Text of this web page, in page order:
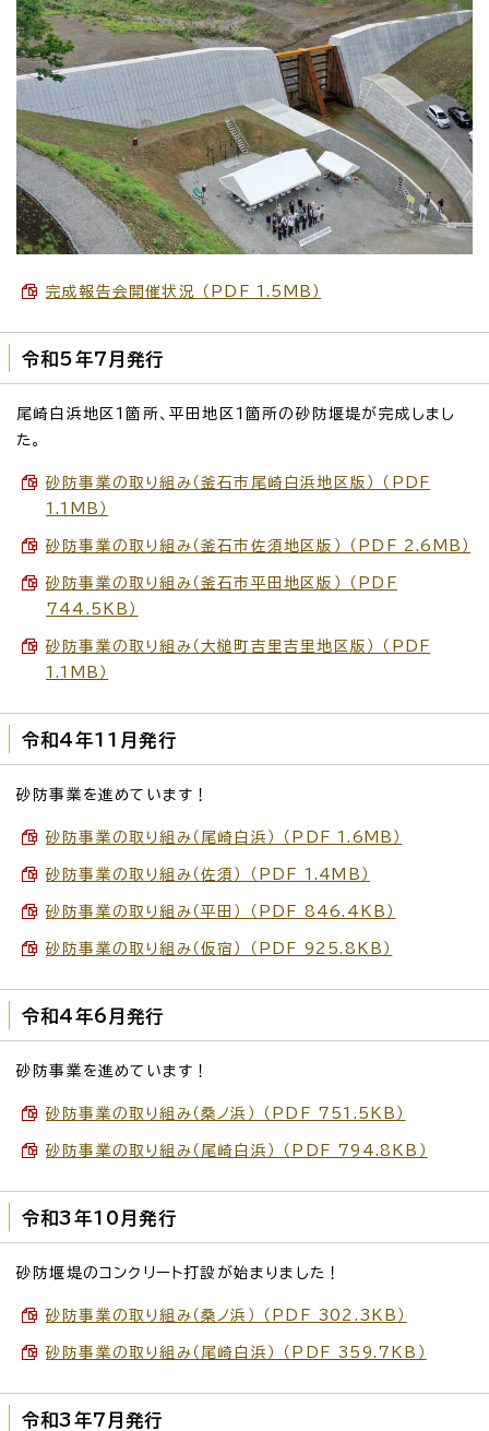
完成報告会開催状況 （PDF 1.5MB）
令和5年7月発行
尾崎白浜地区1箇所、平田地区1箇所の砂防堰堤が完成しまし
た。
砂防事業の取り組み（釜石市尾崎白浜地区版） （PDF
1.1MB）
砂防事業の取り組み（釜石市佐須地区版） （PDF 2.6MB）
砂防事業の取り組み（釜石市平田地区版） （PDF
744.5KB）
砂防事業の取り組み（大槌町吉里吉里地区版） （PDF
1.1MB）
令和4年11月発行
砂防事業を進めています！
砂防事業の取り組み（尾崎白浜） （PDF 1.6MB）
砂防事業の取り組み（佐須） （PDF 1.4MB）
砂防事業の取り組み（平田） （PDF 846.4KB）
砂防事業の取り組み（仮宿） （PDF 925.8KB）
令和4年6月発行
砂防事業を進めています！
砂防事業の取り組み（桑ノ浜） （PDF 751.5KB）
砂防事業の取り組み（尾崎白浜） （PDF 794.8KB）
令和3年10月発行
砂防堰堤のコンクリート打設が始まりました！
砂防事業の取り組み（桑ノ浜） （PDF 302.3KB）
砂防事業の取り組み（尾崎白浜） （PDF 359.7KB）
令和3年7月発行